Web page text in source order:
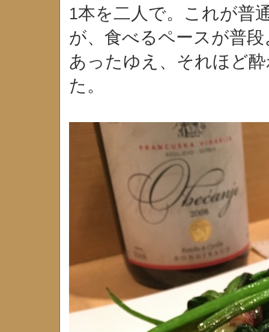
1本を二人で。これが普
が、食べるペースが普
あったゆえ、それほど
た。